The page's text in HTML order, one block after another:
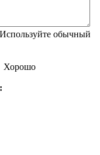
обычный
Хорошо